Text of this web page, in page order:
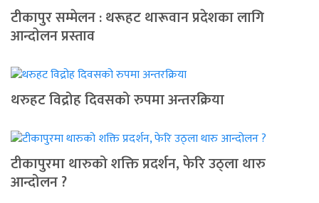
टीकापुर सम्मेलन : थरूहट थारूवान प्रदेशका लागि
आन्दाेलन प्रस्ताव
थरुहट विद्रोह दिवसको रुपमा अन्तरक्रिया
टीकापुरमा थारुको शक्ति प्रदर्शन, फेरि उठ्ला थारु
आन्दोलन ?